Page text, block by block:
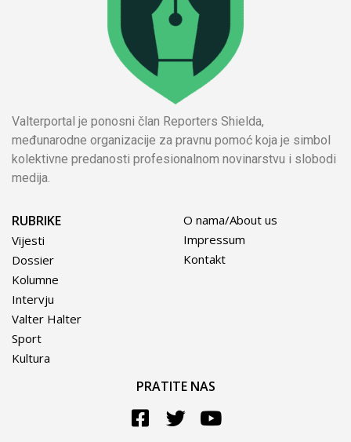
Valterportal je ponosni član Reporters Shielda,
međunarodne organizacije za pravnu pomoć koja je simbol
kolektivne predanosti profesionalnom novinarstvu i slobodi
medija.
RUBRIKE
Vijesti
Dossier
Kolumne
Intervju
Valter Halter
Sport
Kultura
O nama/About us
Impressum
Kontakt
PRATITE NAS